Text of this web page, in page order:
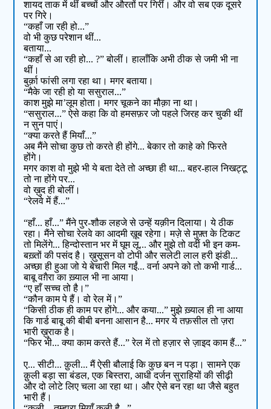
शायद ताक में थीं बच्चों और औरतों पर गिरीं। और वो सब एक दूसरे
पर गिरे।
“कहाँ जा रही हो...”
वो भी कुछ परेशान थीं...
बताया...
“कहाँ से आ रही हो... ?” बोलीं। हालाँकि अभी ठीक से जमी भी ना
थीं।
बुर्क़ा फांसी लगा रहा था। मगर बताया।
“मैके जा रही हो या ससुराल...”
काश मुझे मा’लूम होता। मगर चूकने का मौक़ा ना था।
“ससुराल...” ऐसे कहा कि वो हमसफ़र जो पहले जिरह कर चुकी थीं
न सुन पाएं।
“क्या करते हैं मियाँ...”
अब मैंने सोचा कुछ तो करते ही होंगे... बेकार तो काहे को फिरते
होंगे।
मगर काश वो मुझे भी ये बता देते तो अच्छा ही था... बहर-हाल निखट्टू
तो ना होंगे पर...
वो ख़ुद ही बोलीं।
“रेलवे में हैं...”
“हाँ... हाँ...” मैंने पुर-शौक लहजे से उन्हें यक़ीन दिलाया। ये ठीक
रहा। मैंने सोचा रेलवे का आदमी ख़ूब रहेगा। मज़े से मुफ़्त के टिकट
तो मिलेंगे... हिन्दोस्तान भर में घूम लू... और मुझे तो वर्दी भी इन कम-
बख़्तों की पसंद है। ख़ुसूसन वो टोपी और सलेटी लाल हरी झंडी...
अच्छा ही हुआ जो ये बेचारी मिल गईं... वर्ना अपने को तो कभी गार्ड...
बाबू वग़ैरा का ख़्याल भी ना आया।
“ए हाँ सच्च तो है।”
“कौन काम पे हैं। वो रेल में।”
“किसी ठीक ही काम पर होंगे... और कया...” मुझे ख़्याल ही ना आया
कि गार्ड बाबू की बीबी बनना आसान है... मगर ये तफ़सील तो ज़रा
भारी ख़ुराक है।
“फिर भी... क्या काम करते हैं...” रेल में तो हज़ार से ज़ाइद काम हैं...”
ए... सीटी... क़ुली... मैं ऐसी बौलाई कि कुछ बन न पड़ा। सामने एक
क़ुली बड़ा सा बंडल, एक बिस्तरा, आधी दर्जन सुराहियों की सीढ़ी
और दो लोटे लिए चला आ रहा था। और ऐसे बन रहा था जैसे बहुत
भारी हैं।